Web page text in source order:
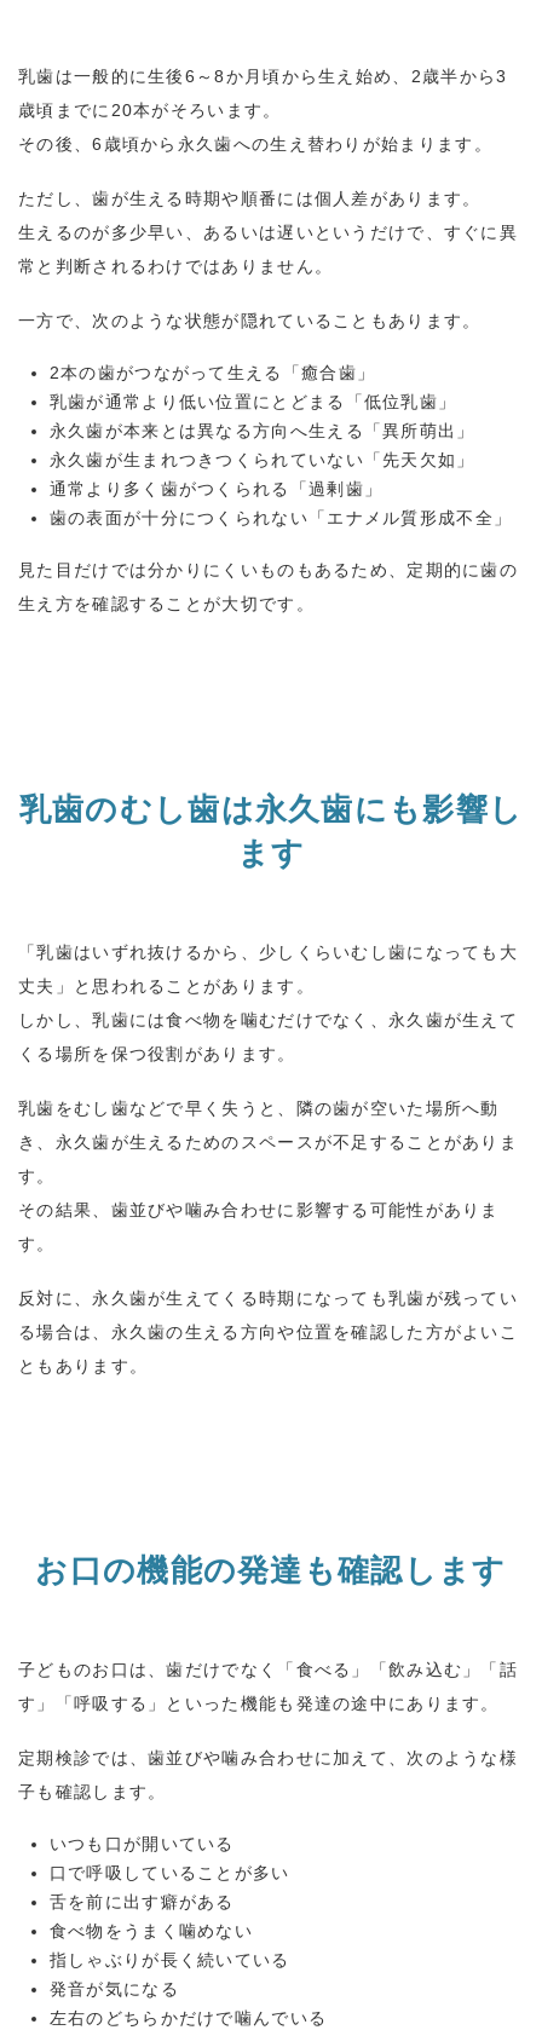
乳歯は一般的に生後6 ～8か月頃から生え始め、 2歳半から3
歳頃までに 20本がそろいます。
その後、6 歳頃から永久歯への生え替わりが始まります。
ただし、歯が生える時期や順番には個人差があります。
生えるのが多少早い、あるいは遅いというだけで、すぐに異
常と判断されるわけではありません。
一方で、次のような状態が隠れていることもあります。
2本の歯がつながって生える「癒合歯」
乳歯が通常より低い位置にとどまる「低位乳歯」
永久歯が本来とは異なる方向へ生える「異所萌出」
永久歯が生まれつきつくられていない「先天欠如」
通常より多く歯がつくられる「過剰歯」
歯の表面が十分につくられない「エナメル質形成不全」
見た目だけでは分かりにくいものもあるため、定期的に歯の
生え方を確認することが大切です。
乳歯のむし歯は永久歯にも影響し
ます
「乳歯はいずれ抜けるから、少しくらいむし歯になっても大
丈夫」と思われることがあります。
しかし、乳歯には食べ物を噛むだけでなく、永久歯が生えて
くる場所を保つ役割があります。
乳歯をむし歯などで早く失うと、隣の歯が空いた場所へ動
き、永久歯が生えるためのスペースが不足することがありま
す。
その結果、歯並びや噛み合わせに影響する可能性がありま
す。
反対に、永久歯が生えてくる時期になっても乳歯が残ってい
る場合は、永久歯の生える方向や位置を確認した方がよいこ
ともあります。
お口の機能の発達も確認します
子どものお口は、歯だけでなく「食べる」「飲み込む」「話
す」「呼吸する」といった機能も発達の途中にあります。
定期検診では、歯並びや噛み合わせに加えて、次のような様
子も確認します。
いつも口が開いている
口で呼吸していることが多い
舌を前に出す癖がある
食べ物をうまく噛めない
指しゃぶりが長く続いている
発音が気になる
左右のどちらかだけで噛んでいる